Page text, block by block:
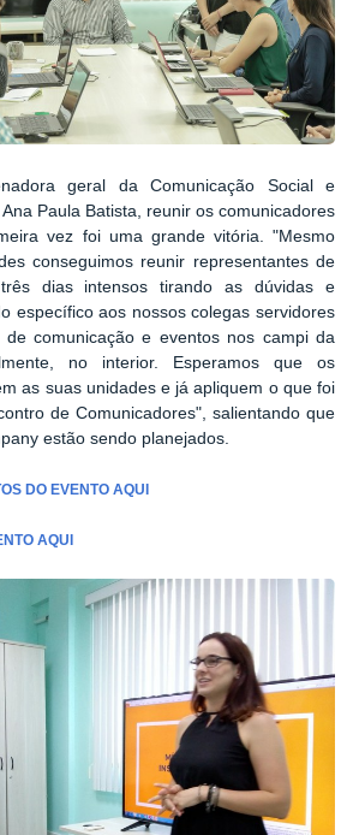
geral da Comunicação Social e
Paula Batista, reunir os comunicadores
vez foi uma grande vitória. "Mesmo
conseguimos reunir representantes de
dias intensos tirando as dúvidas e
específico aos nossos colegas servidores
comunicação e eventos nos campi da
no interior. Esperamos que os
as suas unidades e já apliquem o que foi
de Comunicadores", salientando que
estão sendo planejados.
DO EVENTO AQUI
AQUI